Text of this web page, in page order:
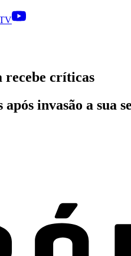
recebe críticas
invasão a sua